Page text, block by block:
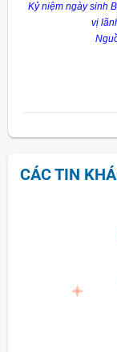
Kỷ niệm ngày sinh
vị
CÁC TIN